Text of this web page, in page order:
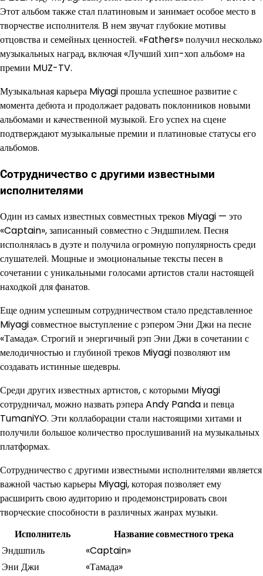
Этот альбом также стал платиновым и занимает особое место в
творчестве исполнителя. В нем звучат глубокие мотивы
отцовства и семейных ценностей. «Fathers» получил несколько
музыкальных наград, включая «Лучший хип-хоп альбом» на
премии MUZ-TV.
Музыкальная карьера Miyagi прошла успешное развитие с
момента дебюта и продолжает радовать поклонников новыми
альбомами и качественной музыкой. Его успех на сцене
подтверждают музыкальные премии и платиновые статусы его
альбомов.
Сотрудничество с другими известными
исполнителями
Один из самых известных совместных треков Miyagi — это
«Captain», записанный совместно с Эндшпилем. Песня
исполнялась в дуэте и получила огромную популярность среди
слушателей. Мощные и эмоциональные тексты песен в
сочетании с уникальными голосами артистов стали настоящей
находкой для фанатов.
Еще одним успешным сотрудничеством стало представленное
Miyagi совместное выступление с рэпером Эни Джи на песне
«Тамада». Строгий и энергичный рэп Эни Джи в сочетании с
мелодичностью и глубиной треков Miyagi позволяют им
создавать истинные шедевры.
Среди других известных артистов, с которыми Miyagi
сотрудничал, можно назвать рэпера Andy Panda и певца
TumaniYO. Эти коллаборации стали настоящими хитами и
получили большое количество прослушиваний на музыкальных
платформах.
Сотрудничество с другими известными исполнителями является
важной частью карьеры Miyagi, которая позволяет ему
расширить свою аудиторию и продемонстрировать свои
творческие способности в различных жанрах музыки.
Исполнитель
Название совместного трека
Эндшпиль
«Captain»
Эни Джи
«Тамада»